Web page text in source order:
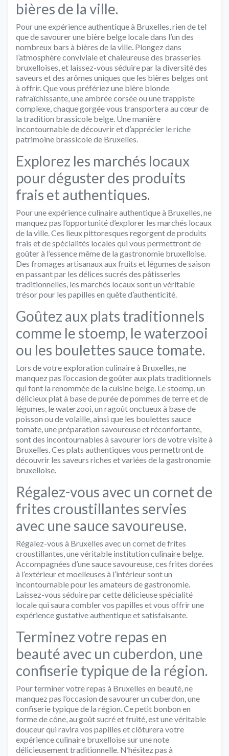
bières de la ville.
Pour une expérience authentique à Bruxelles, rien de tel
que de savourer une bière belge locale dans l’un des
nombreux bars à bières de la ville. Plongez dans
l’atmosphère conviviale et chaleureuse des brasseries
bruxelloises, et laissez-vous séduire par la diversité des
saveurs et des arômes uniques que les bières belges ont
à offrir. Que vous préfériez une bière blonde
rafraîchissante, une ambrée corsée ou une trappiste
complexe, chaque gorgée vous transportera au cœur de
la tradition brassicole belge. Une manière
incontournable de découvrir et d’apprécier le riche
patrimoine brassicole de Bruxelles.
Explorez les marchés locaux
pour déguster des produits
frais et authentiques.
Pour une expérience culinaire authentique à Bruxelles, ne
manquez pas l’opportunité d’explorer les marchés locaux
de la ville. Ces lieux pittoresques regorgent de produits
frais et de spécialités locales qui vous permettront de
goûter à l’essence même de la gastronomie bruxelloise.
Des fromages artisanaux aux fruits et légumes de saison
en passant par les délices sucrés des pâtisseries
traditionnelles, les marchés locaux sont un véritable
trésor pour les papilles en quête d’authenticité.
Goûtez aux plats traditionnels
comme le stoemp, le waterzooi
ou les boulettes sauce tomate.
Lors de votre exploration culinaire à Bruxelles, ne
manquez pas l’occasion de goûter aux plats traditionnels
qui font la renommée de la cuisine belge. Le stoemp, un
délicieux plat à base de purée de pommes de terre et de
légumes, le waterzooi, un ragoût onctueux à base de
poisson ou de volaille, ainsi que les boulettes sauce
tomate, une préparation savoureuse et réconfortante,
sont des incontournables à savourer lors de votre visite à
Bruxelles. Ces plats authentiques vous permettront de
découvrir les saveurs riches et variées de la gastronomie
bruxelloise.
Régalez-vous avec un cornet de
frites croustillantes servies
avec une sauce savoureuse.
Régalez-vous à Bruxelles avec un cornet de frites
croustillantes, une véritable institution culinaire belge.
Accompagnées d’une sauce savoureuse, ces frites dorées
à l’extérieur et moelleuses à l’intérieur sont un
incontournable pour les amateurs de gastronomie.
Laissez-vous séduire par cette délicieuse spécialité
locale qui saura combler vos papilles et vous offrir une
expérience gustative authentique et satisfaisante.
Terminez votre repas en
beauté avec un cuberdon, une
confiserie typique de la région.
Pour terminer votre repas à Bruxelles en beauté, ne
manquez pas l’occasion de savourer un cuberdon, une
confiserie typique de la région. Ce petit bonbon en
forme de cône, au goût sucré et fruité, est une véritable
douceur qui ravira vos papilles et clôturera votre
expérience culinaire bruxelloise sur une note
délicieusement traditionnelle. N’hésitez pas à